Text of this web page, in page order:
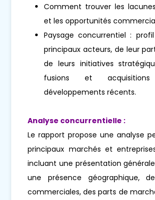
Comment trouver les
et les opportunités
Paysage concurrentiel :
principaux acteurs, de leur
de leurs initiatives
fusions et
développements récents.
Analyse concurrentielle :
Le rapport propose une analyse
principaux marchés et
incluant une présentation
une présence géographique,
commerciales, des parts de